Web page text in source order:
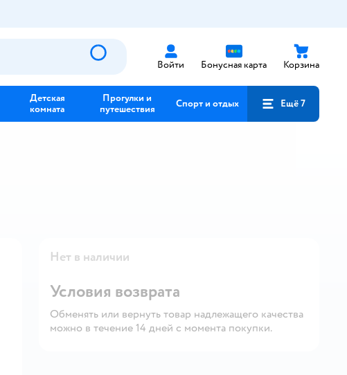
Войти Бонусная карта Корзина
Детская
комната
Прогулки и
путешествия
Спорт и отдых Ещё 7
Нет в наличии
Условия возврата
Обменять или вернуть товар надлежащего качества
можно в течение 14 дней с момента покупки.